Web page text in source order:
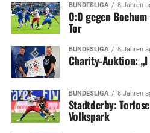
BUNDESLIGA 8 Jahren
0:0 gegen
Tor
BUNDESLIGA 8 Jahren
Charity-Auktion:
BUNDESLIGA 8 Jahren
Stadtderby:
Volkspark